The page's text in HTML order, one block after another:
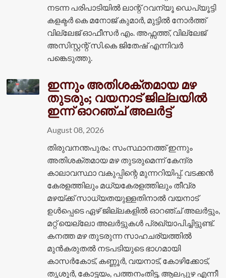
നടന്ന പരിപാടിയിൽ ലാന്റ് റവന്യൂ ഡെപ്യൂട്ടി
കളക്ടർ കെ മനോജ് കുമാർ, മുട്ടിൽ നോർത്ത്
വില്ലേജ് ഓഫീസർ എം. അഫ്സത്ത്, വില്ലേജ്
അസിസ്റ്റന്റ് സി.കെ ജിതേഷ് എന്നിവർ
പങ്കെടുത്തു.
ഇന്നും അതിശക്തമായ മഴ
തുടരും; വയനാട് ജില്ലയിൽ
ഇന്ന് ഓറഞ്ച് അലർട്ട്
August 08, 2026
തിരുവനന്തപുരം: സംസ്ഥാനത്ത് ഇന്നും
അതിശക്തമായ മഴ തുടരുമെന്ന് കേന്ദ്ര
കാലാവസ്ഥാ വകുപ്പിന്റെ മുന്നറിയിപ്പ്. വടക്കൻ
കേരളത്തിലും മധ്യകേരളത്തിലും തീവ്ര
മഴയ്ക്ക് സാധ്യതയുള്ളതിനാൽ വയനാട്
ഉൾപ്പെടെ ഏഴ് ജില്ലകളിൽ ഓറഞ്ച് അലർട്ടും,
മറ്റ് യെല്ലോ അലർട്ടുകൾ പ്രഖ്യാപിച്ചിട്ടുണ്ട്.
കനത്ത മഴ തുടരുന്ന സാഹചര്യത്തിൽ
മുൻകരുതൽ നടപടിയുടെ ഭാഗമായി
കാസർകോട്, കണ്ണൂർ, വയനാട്, കോഴിക്കോട്,
തൃശൂർ, കോട്ടയം, പത്തനംതിട്ട, ആലപ്പുഴ എന്നീ